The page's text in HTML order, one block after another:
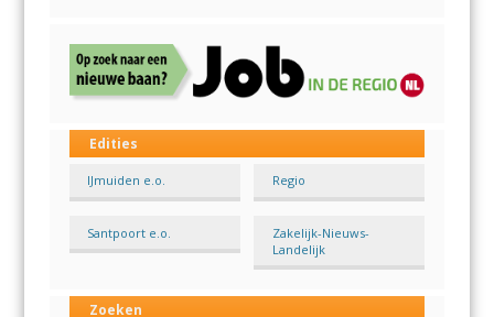
Edities
IJmuiden e.o. Regio
Santpoort e.o.
Zakelijk-Nieuws-
Landelijk
Zoeken